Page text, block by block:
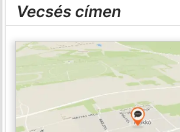
Vecsés címen